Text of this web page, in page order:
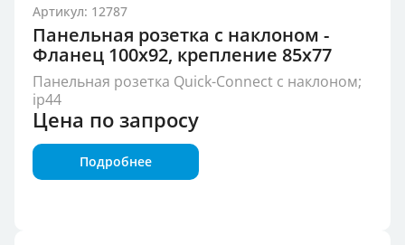
Артикул: 12787
Панельная розетка с наклоном -
Фланец 100x92, крепление 85x77
Панельная розетка Quick-Connect с наклоном;
ip44
Цена по запросу
Подробнее